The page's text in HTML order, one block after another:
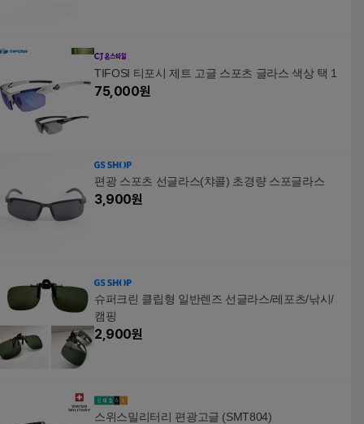
TIFOSI 티포시 제트 고글 스포츠 글라스 색상 택 1
75,000원
편광 스포츠 선글라스(챠콜) 초경량 스포글라스
3,900원
슈퍼크린 클립형 일반렌즈 선글라스/레포츠/낚시/
캠핑
2,900원
스위스밀리터리 편광고글 (SMT804)